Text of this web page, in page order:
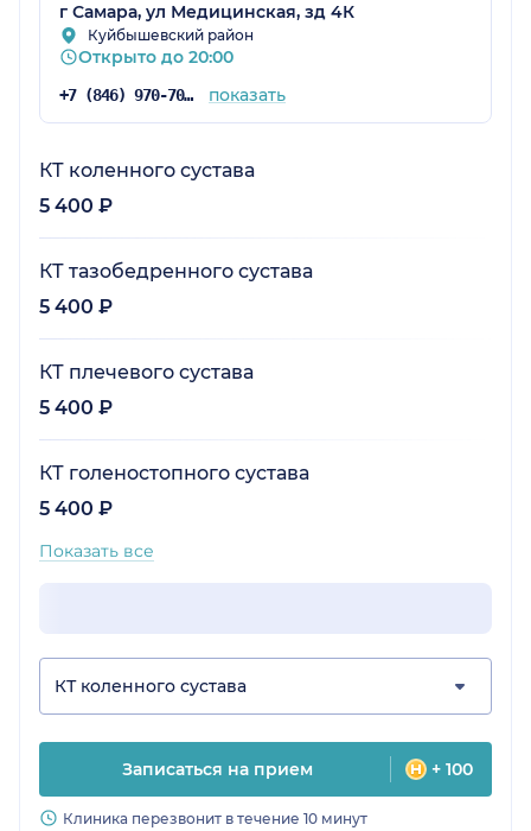
г Самара, ул Медицинская, зд 4К
Куйбышевский район
Открыто до 20:00
+7 (846) 970-70-83 показать
КТ коленного сустава
5 400 ₽
КТ тазобедренного сустава
5 400 ₽
КТ плечевого сустава
5 400 ₽
КТ голеностопного сустава
5 400 ₽
Показать все
КТ коленного сустава
Записаться на прием + 100
Клиника перезвонит в течение 10 минут